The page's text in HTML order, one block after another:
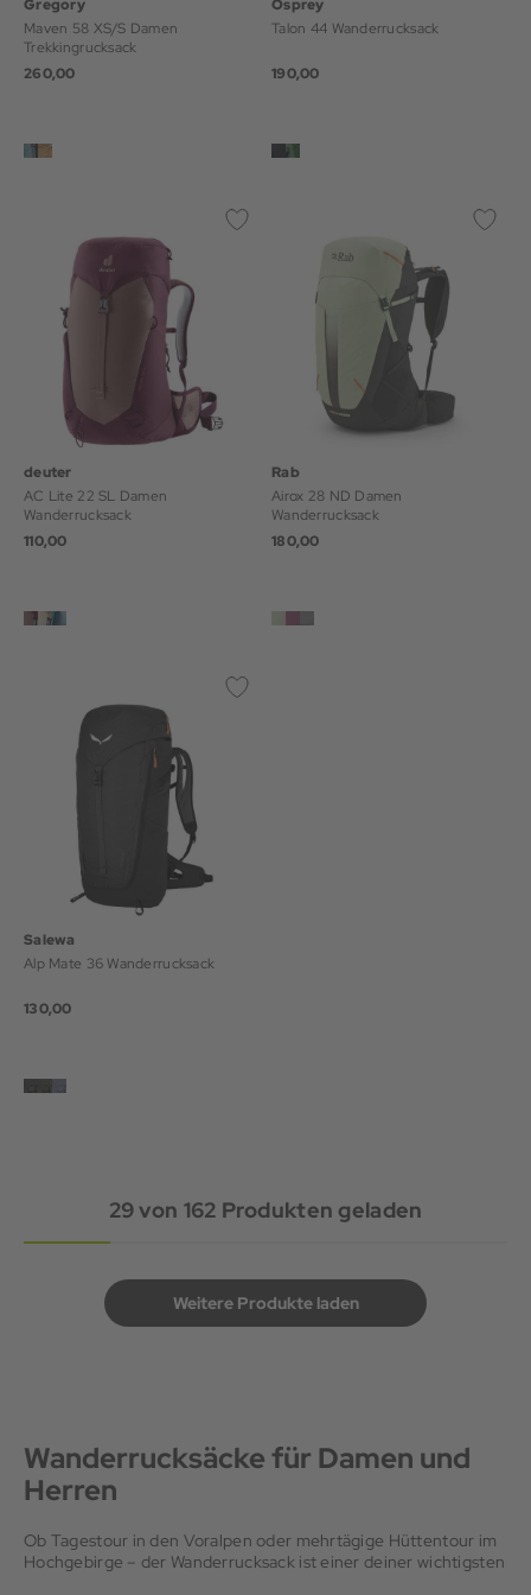
Gregory
Maven 58 XS/S Damen
Trekkingrucksack
260,00
Osprey
Talon 44 Wanderrucksack
190,00
deuter
AC Lite 22 SL Damen
Wanderrucksack
110,00
Rab
Airox 28 ND Damen
Wanderrucksack
180,00
Salewa
Alp Mate 36 Wanderrucksack
130,00
29von 162 Produkten geladen
Weitere Produkte laden
Wanderrucksäcke für Damen und
Herren
Ob Tagestour in den Voralpen oder mehrtägige Hüttentour im
Hochgebirge – der Wanderrucksack ist einer deiner wichtigsten